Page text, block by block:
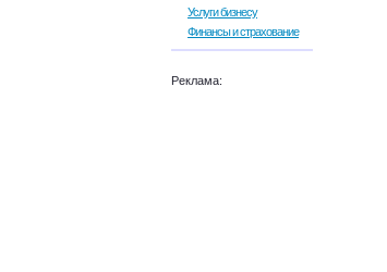
Услуги бизнесу
Финансы и страхование
Реклама: